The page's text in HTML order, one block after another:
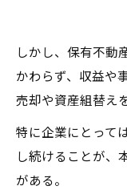
しかし、保有不動
かわらず、収益や
売却や資産組替え
特に企業にとって
し続けることが、
がある。